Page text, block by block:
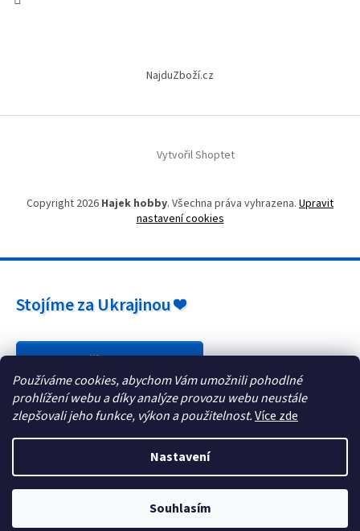
Používáme cookies, abychom Vám umožnili pohodlné
prohlížení webu a díky analýze provozu webu neustále
zlepšovali jeho funkce, výkon a použitelnost.Více zde
Nastavení
Souhlasím
NajduZboží.cz
Vytvořil Shoptet
Copyright 2026 Hajek hobby. Všechna práva vyhrazena. Upravit
nastavení cookies
Stojíme za Ukrajinou ❤️
Jak a čím pomoci »